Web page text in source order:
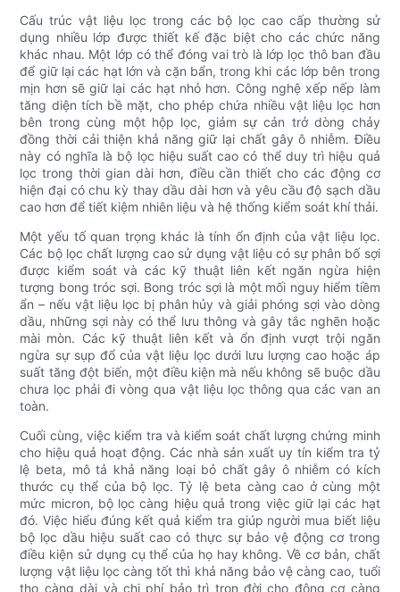
Cấu trúc vật liệu lọc trong các bộ lọc cao cấp thường sử
dụng nhiều lớp được thiết kế đặc biệt cho các chức năng
khác nhau. Một lớp có thể đóng vai trò là lớp lọc thô ban đầu
để giữ lại các hạt lớn và cặn bẩn, trong khi các lớp bên trong
mịn hơn sẽ giữ lại các hạt nhỏ hơn. Công nghệ xếp nếp làm
tăng diện tích bề mặt, cho phép chứa nhiều vật liệu lọc hơn
bên trong cùng một hộp lọc, giảm sự cản trở dòng chảy
đồng thời cải thiện khả năng giữ lại chất gây ô nhiễm. Điều
này có nghĩa là bộ lọc hiệu suất cao có thể duy trì hiệu quả
lọc trong thời gian dài hơn, điều cần thiết cho các động cơ
hiện đại có chu kỳ thay dầu dài hơn và yêu cầu độ sạch dầu
cao hơn để tiết kiệm nhiên liệu và hệ thống kiểm soát khí thải.
Một yếu tố quan trọng khác là tính ổn định của vật liệu lọc.
Các bộ lọc chất lượng cao sử dụng vật liệu có sự phân bố sợi
được kiểm soát và các kỹ thuật liên kết ngăn ngừa hiện
tượng bong tróc sợi. Bong tróc sợi là một mối nguy hiểm tiềm
ẩn – nếu vật liệu lọc bị phân hủy và giải phóng sợi vào dòng
dầu, những sợi này có thể lưu thông và gây tắc nghẽn hoặc
mài mòn. Các kỹ thuật liên kết và ổn định vượt trội ngăn
ngừa sự sụp đổ của vật liệu lọc dưới lưu lượng cao hoặc áp
suất tăng đột biến, một điều kiện mà nếu không sẽ buộc dầu
chưa lọc phải đi vòng qua vật liệu lọc thông qua các van an
toàn.
Cuối cùng, việc kiểm tra và kiểm soát chất lượng chứng minh
cho hiệu quả hoạt động. Các nhà sản xuất uy tín kiểm tra tỷ
lệ beta, mô tả khả năng loại bỏ chất gây ô nhiễm có kích
thước cụ thể của bộ lọc. Tỷ lệ beta càng cao ở cùng một
mức micron, bộ lọc càng hiệu quả trong việc giữ lại các hạt
đó. Việc hiểu đúng kết quả kiểm tra giúp người mua biết liệu
bộ lọc dầu hiệu suất cao có thực sự bảo vệ động cơ trong
điều kiện sử dụng cụ thể của họ hay không. Về cơ bản, chất
lượng vật liệu lọc càng tốt thì khả năng bảo vệ càng cao, tuổi
thọ càng dài và chi phí bảo trì trọn đời cho động cơ càng